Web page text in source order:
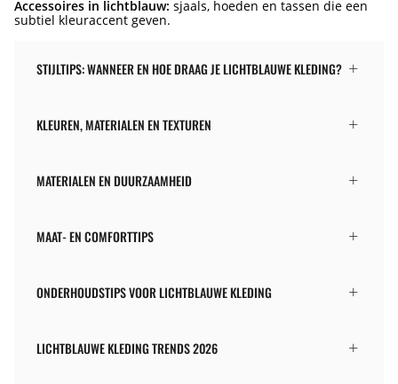
Accessoires in lichtblauw: sjaals, hoeden en tassen die een
subtiel kleuraccent geven.
STIJLTIPS: WANNEER EN HOE DRAAG JE LICHTBLAUWE KLEDING?
KLEUREN, MATERIALEN EN TEXTUREN
MATERIALEN EN DUURZAAMHEID
MAAT- EN COMFORTTIPS
ONDERHOUDSTIPS VOOR LICHTBLAUWE KLEDING
LICHTBLAUWE KLEDING TRENDS 2026